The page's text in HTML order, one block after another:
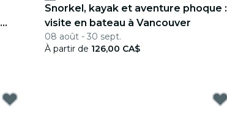
Snorkel, kayak et aventure phoque :
visite en bateau à Vancouver
08 août - 30 sept.
À partir de 126,00 CA$